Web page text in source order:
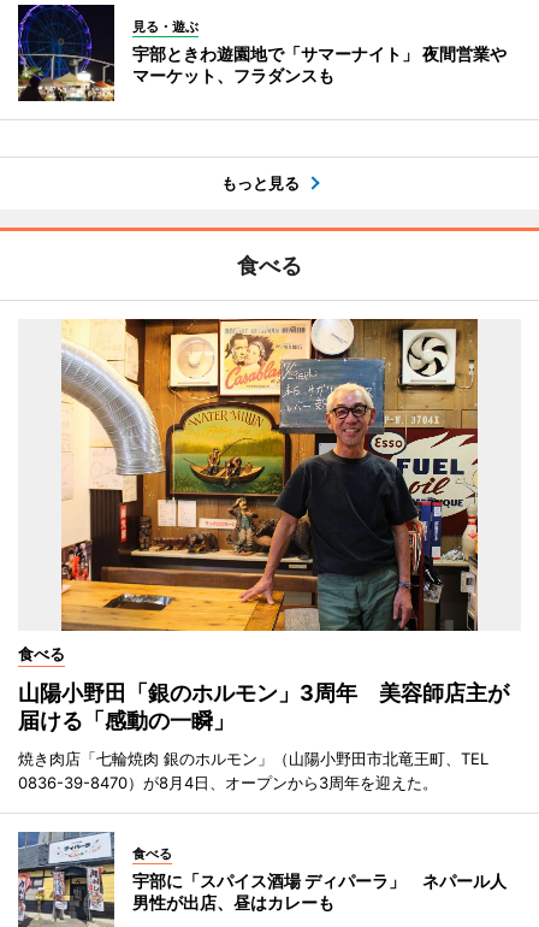
見る・遊ぶ
宇部ときわ遊園地で「サマーナイト」 夜間営業や
マーケット、フラダンスも
もっと見る
食べる
食べる
山陽小野田「銀のホルモン」3周年 美容師店主が
届ける「感動の一瞬」
焼き肉店「七輪焼肉 銀のホルモン」（山陽小野田市北竜王町、TEL
0836-39-8470）が8月4日、オープンから3周年を迎えた。
食べる
宇部に「スパイス酒場 ディパーラ」 ネパール人
男性が出店、昼はカレーも